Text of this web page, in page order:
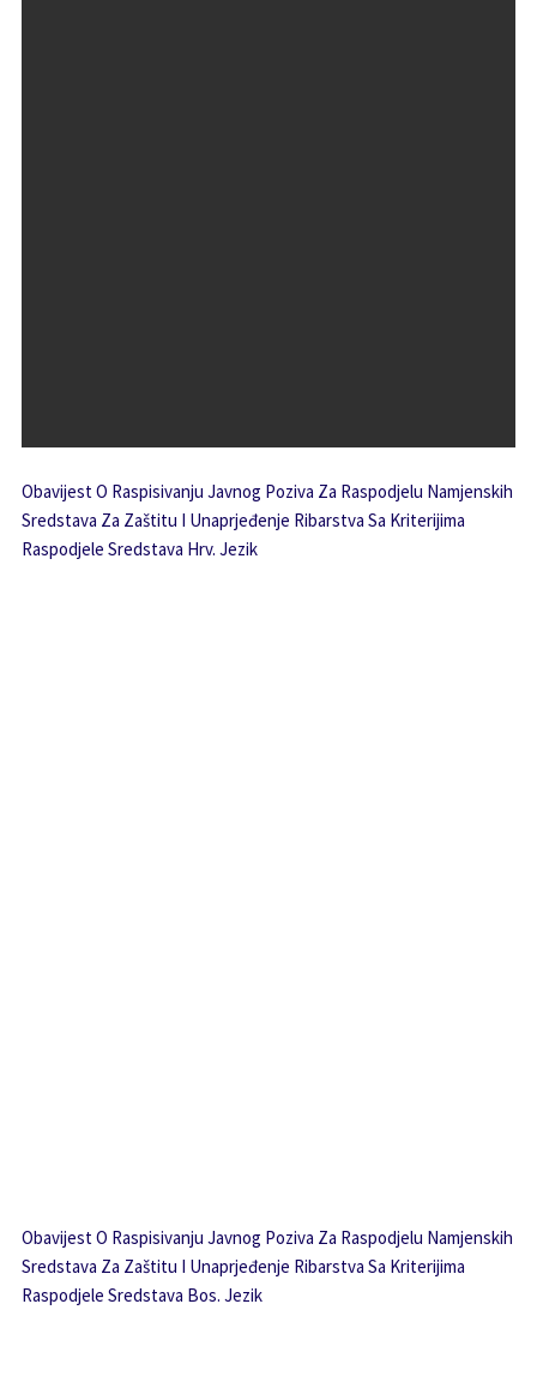
Obavijest O Raspisivanju Javnog Poziva Za Raspodjelu Namjenskih
Sredstava Za Zaštitu I Unaprjeđenje Ribarstva Sa Kriterijima
Raspodjele Sredstava Hrv. Jezik
Obavijest O Raspisivanju Javnog Poziva Za Raspodjelu Namjenskih
Sredstava Za Zaštitu I Unaprjeđenje Ribarstva Sa Kriterijima
Raspodjele Sredstava Bos. Jezik